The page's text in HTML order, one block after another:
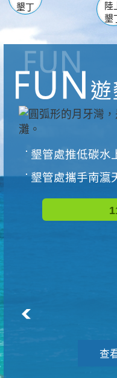
墾丁
陸
墾
墾管處推低碳水上
墾管處攜手南瀛天
查